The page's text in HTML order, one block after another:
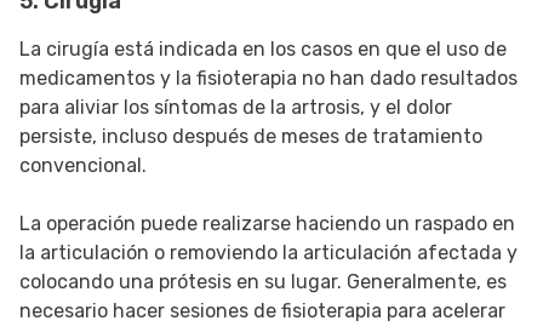
La cirugía está indicada en los casos en que el uso de
medicamentos y la fisioterapia no han dado resultados
para aliviar los síntomas de la artrosis, y el dolor
persiste, incluso después de meses de tratamiento
convencional.
La operación puede realizarse haciendo un raspado en
la articulación o removiendo la articulación afectada y
colocando una prótesis en su lugar. Generalmente, es
necesario hacer sesiones de fisioterapia para acelerar